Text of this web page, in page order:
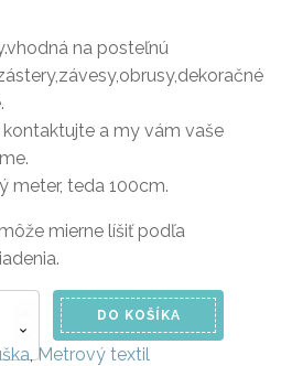
na posteľnú
a my vám vaše
meter, teda 100cm.
mierne líšiť podľa
DO KOŠÍKA
,Metrový textil